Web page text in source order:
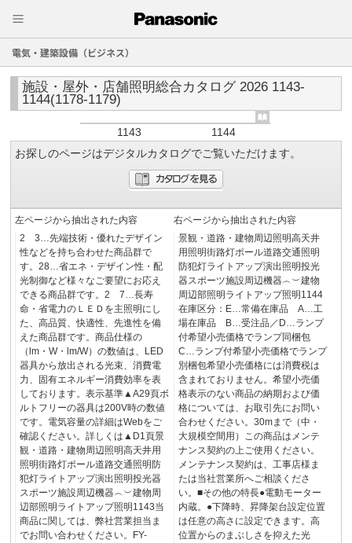
電気・建築設備（ビジネス）
施設・屋外・店舗照明総合カタログ 2026 1143-
1144(1178-1179)
1143
1144
お探しのページはデジタルカタログでご覧いただけます。
左ページから抽出された内容
2 3…先端技術・優れたデザイン
性などを持ち合わせた商品群で
す。28…省エネ・デザイン性・配
光制御など様々なご要望にお応え
できる商品群です。2 7…長寿
命・省電力のＬＥＤを主照明にし
た、高品質、快適性、先進性を備
えた商品群です。商品仕様の
（lm・W・lm/W）の数値は、LED
器具から放出される光束、消費電
力、固有エネルギー消費効率を表
しております。表示基準▲A29頁ボ
ルトフリーの器具は200V時の数値
です。電気容量の詳細はWebをご
確認ください。詳しくは▲D1頁景
観・道路・建物周辺照明高天井用
照明街路灯ポール道路交通照明防
犯灯ライトアップ演出照明投光器
スポーツ施設周辺機器︵︶建物周
辺部照明ライトアップ照明1143当
商品に関しては、弊社営業担当ま
でお問い合わせください。FY-
右ページから抽出された内容
景観・道路・建物周辺照明高天井
用照明街路灯ポール道路交通照明
防犯灯ライトアップ演出照明投光
器スポーツ施設周辺機器︵︶建物
周辺部照明ライトアップ照明1144
在庫区分：E…常備在庫品 A…工
場在庫品 B…受注品／D…ランプ
付希望小売価格でランプ同梱包
C…ランプ付希望小売価格でランプ
別梱包希望小売価格には消費税は
含まれておりません。希望小売価
格表示のない商品の納期および価
格については、お取引先にお問い
合わせください。30mまで（中・
大規模空間用）この商品はメンテ
ナンス契約の上ご使用ください。
メンテナンス契約は、工事店様ま
たは当社営業所へご相談くださ
い。■その他の特長●電動モーター
内蔵。●下降時、昇降架台設定位置
は任意の高さに設定できます。高
位置からのまぶしさを抑えた光